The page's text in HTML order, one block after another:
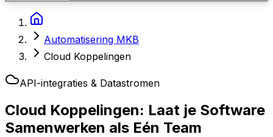
Automatisering MKB
Cloud Koppelingen
API-integraties & Datastromen
Cloud Koppelingen: Laat je Software
Samenwerken als Eén Team